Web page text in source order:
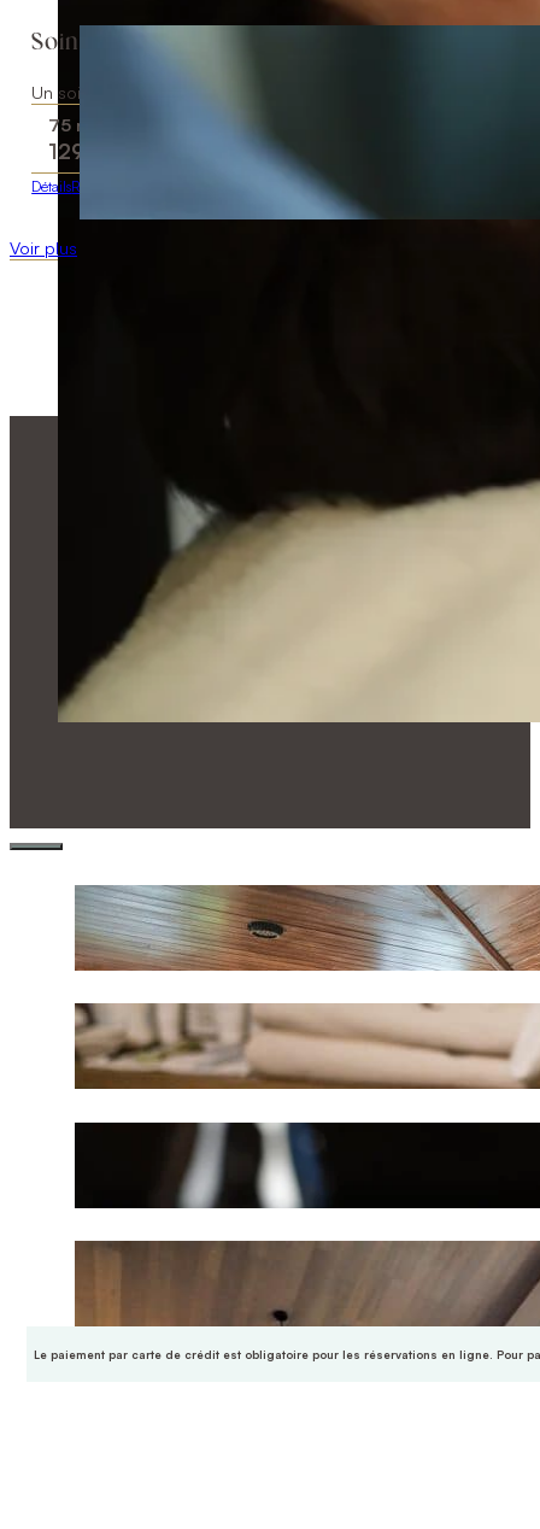
Soin visage classique personnalisé
Un soin complet et personnalisé conçu pour redonner éclat à
75 minutes
129
DétailsRéserver
Voir plus
Le paiement par carte de crédit est obligatoire pour les réservations en ligne. Pour